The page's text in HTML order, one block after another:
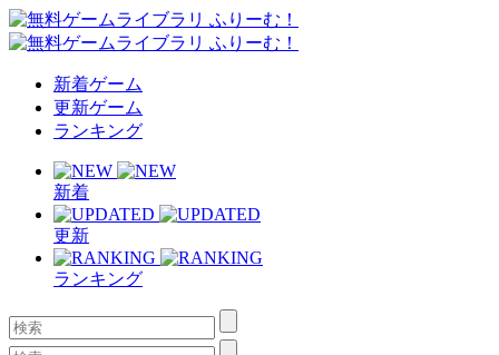
新着ゲーム
更新ゲーム
ランキング
新着
更新
ランキング